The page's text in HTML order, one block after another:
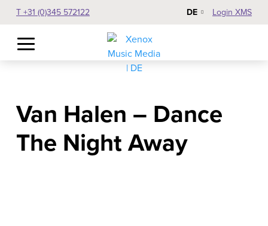
T +31 (0)345 572122 DE Login XMS
Van Halen – Dance
The Night Away